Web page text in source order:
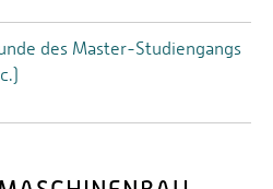
des Master-Studiengangs